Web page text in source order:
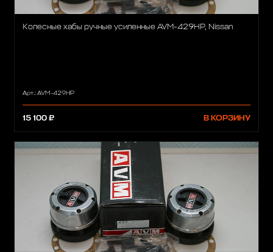
Колесные хабы ручные усиленные AVM-429HP, Nissan
Арт.: AVM-429HP
15 100 ₽ В КОРЗИНУ